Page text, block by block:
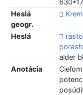
Heslá
geogr.
Heslá
alder
Anotácia